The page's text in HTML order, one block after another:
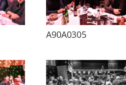
A90A0305